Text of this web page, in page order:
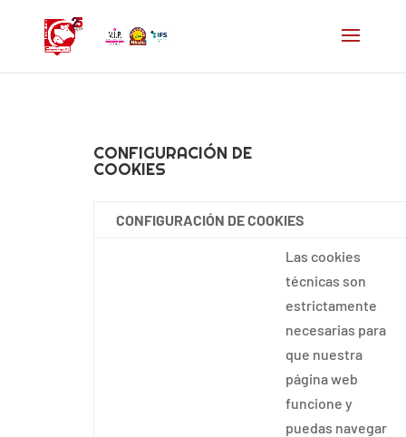
CONFIGURACIÓN DE
COOKIES
CONFIGURACIÓN DE COOKIES
Las cookies
técnicas son
estrictamente
necesarias para
que nuestra
página web
funcione y
puedas navegar